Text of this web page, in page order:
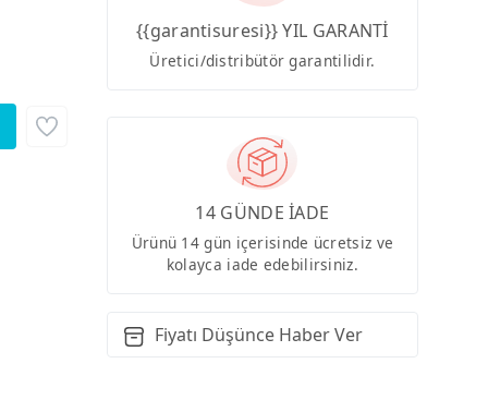
{{garantisuresi}} YIL GARANTİ
Üretici/distribütör garantilidir.
14 GÜNDE İADE
Ürünü 14 gün içerisinde ücretsiz ve
kolayca iade edebilirsiniz.
Fiyatı Düşünce Haber Ver